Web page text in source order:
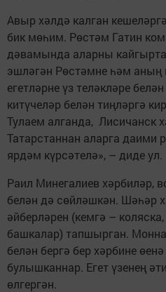
Авыр хәлдә калган
бик мөһим. Рөстәм Гатин
дәвамында аларны
эшләгән Рөстәмне һәм
егетләрне үз теләкләре
китүчеләр белән тиңләргә
Тулаем алганда, Лисичанск
Татарстаннан аларга даими
ярдәм күрсәтелә», – диде ул.
Раил Минегалиев хәрбиләр,
белән дә сөйләшкән. Шәһәр
әйберләрен (кемгә –
башкалар) тапшырган.
белән бергә бер хәрбине
булышканнар. Егет үзенең
өлгергән.